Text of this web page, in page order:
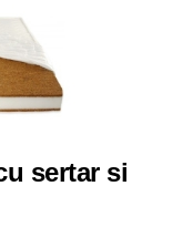
sertar si